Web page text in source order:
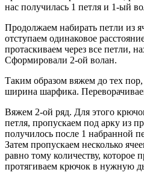
нас получилась 1 петля и 1-ый
Продолжаем набирать петли из
отступаем одинаковое
протаскиваем через все петли,
Сформировали 2-ой волан.
Таким образом вяжем до тех
ширина шарфика.
Вяжем 2-ой ряд. Для этого
петля, пропускаем под арку из
получилось после 1 набранной
Затем пропускаем несколько
равно тому количеству, которое
протягиваем крючок в нужную